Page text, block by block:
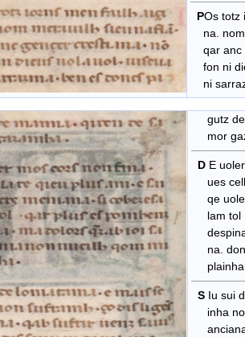
POs totz
na. nom
qar anc
fon ni
ni
gutz
mor
D E
ues
qe
lam tol .
na. don
S Iu sui
inha